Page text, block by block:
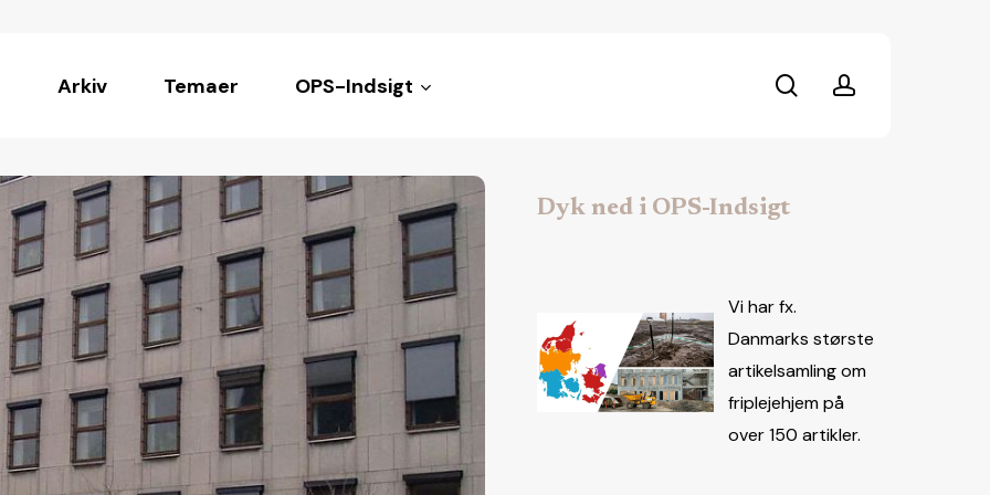
Arkiv Temaer OPS-Indsigt searchaccount
Dyk ned i OPS-Indsigt
Vi har fx.
Danmarks største
artikelsamling om
friplejehjem på
over 150 artikler.